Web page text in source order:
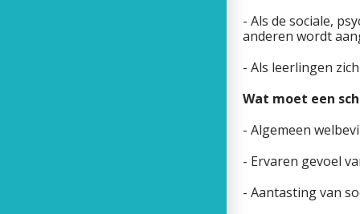
- Als de sociale,
anderen wordt
- Als leerlingen
Wat moet een
- Algemeen
- Ervaren gevoel
- Aantasting van